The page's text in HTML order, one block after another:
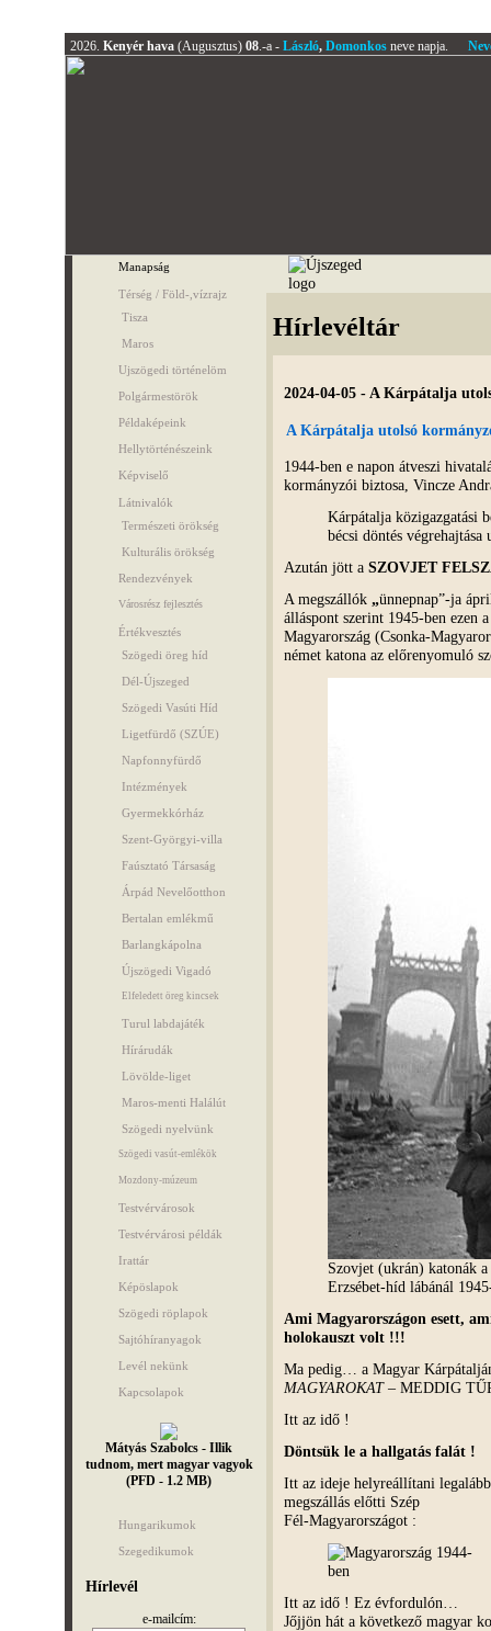
2026. Kenyér hava (Augusztus) 08.-a - László, Domonkosneve napja.
Manapság
Térség / Föld-,vízrajz
Tisza
Maros
Ujszögedi történelöm
Polgármestörök
Példaképeink
Hellytörténészeink
Képviselő
Látnivalók
Természeti örökség
Kulturális örökség
Rendezvények
Városrész fejlesztés
Értékvesztés
Szögedi öreg híd
Dél-Újszeged
Szögedi Vasúti Híd
Ligetfürdő (SZÚE)
Napfonnyfürdő
Intézmények
Gyermekkórház
Szent-Györgyi-villa
Faúsztató Társaság
Árpád Nevelőotthon
Bertalan emlékmű
Barlangkápolna
Újszögedi Vigadó
Elfeledett öreg kincsek
Turul labdajáték
Hírárudák
Lövölde-liget
Maros-menti Halálút
Szögedi nyelvünk
Szögedi vasút-emlékök
Mozdony-múzeum
Testvérvárosok
Testvérvárosi példák
Irattár
Képöslapok
Szögedi röplapok
Sajtóhíranyagok
Levél nekünk
Kapcsolapok
Mátyás Szabolcs - Illik
tudnom, mert magyar vagyok
(PFD - 1.2 MB)
Hungarikumok
Szegedikumok
Hírlevél
e-mailcím:
Hírlevéltár
2024-04-05 - A Kárpátalja
A Kárpátalja utolsó
1944-ben e napon átveszi
kormányzói biztosa, Vincze
Kárpátalja közigazgatási
bécsi döntés végrehajtása
Azután jött a SZOVJET
A megszállók „ünnepnap”-ja
álláspont szerint 1945-ben ezen
Magyarország (Csonka-
német katona az előrenyomuló
Szovjet (ukrán) katonák
Erzsébet-híd lábánál
Ami Magyarországon esett,
holokauszt volt !!!
Ma pedig… a Magyar
MAGYAROKAT– MEDDIG
Itt az idő !
Döntsük le a hallgatás falát !
Itt az ideje helyreállítani
megszállás előtti Szép
Fél-Magyarországot :
Itt az idő ! Ez évfordulón…
Jőjjön hát a következő magyar